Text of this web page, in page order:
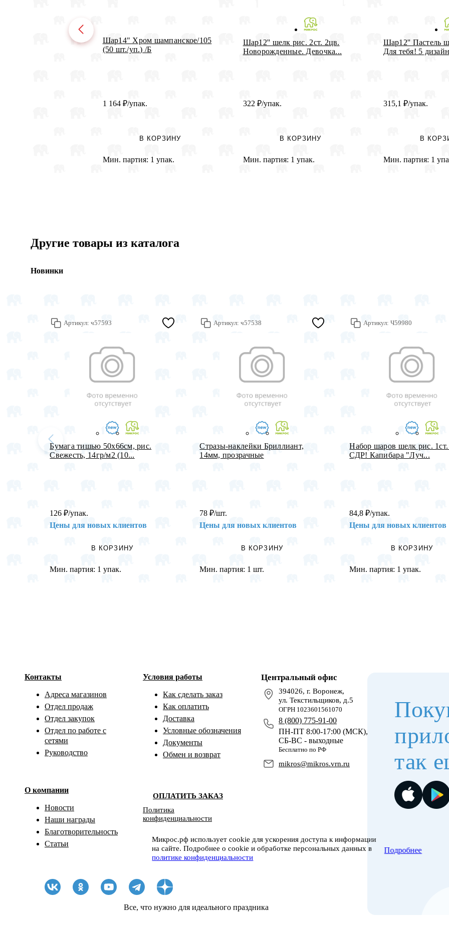
Шар14" Хром шампанское/105
(50 шт./уп.) /Б
1 164 ₽/упак.
В КОРЗИНУ
Мин. партия: 1 упак.
Шар12'' шелк рис. 2ст. 2цв.
Новорожденные. Девочка...
322 ₽/упак.
В КОРЗИНУ
Мин. партия: 1 упак.
Шар12'' Пастель
Для тебя! 5
315,1 ₽/упак.
В
Мин. партия: 1
Другие товары из каталога
Новинки
Артикул: ч57593
Бумага тишью 50х66см, рис.
Свежесть, 14гр/м2 (10...
126₽/упак.
Цены для новых клиентов
В КОРЗИНУ
Мин. партия: 1 упак.
Артикул: ч57538
Стразы-наклейки Бриллиант,
14мм, прозрачные
78₽/шт.
Цены для новых клиентов
В КОРЗИНУ
Мин. партия: 1 шт.
Артикул: Ч59980
Набор шаров шелк рис.
СДР! Капибара "Луч...
84,8₽/упак.
Цены для новых клиентов
В КОРЗИНУ
Мин. партия: 1 упак.
Микрос.рф использует cookie для ускорения доступа к информации
на сайте. Подробнее о cookie и обработке персональных данных в
политике конфиденциальности
Подробнее
Центральный офис
394026, г. Воронеж,
ул. Текстильщиков, д.5
ОГРН 1023601561070
8 (800) 775-91-00
ПН-ПТ 8:00-17:00 (МСК),
СБ-ВС - выходные
Бесплатно по РФ
mikros@mikros.vrn.ru
Контакты
Адреса магазинов
Отдел продаж
Отдел закупок
Отдел по работе с
сетями
Руководство
О компании
Новости
Наши награды
Благотворительность
Статьи
Условия работы
Как сделать заказ
Как оплатить
Доставка
Условные обозначения
Документы
Обмен и возврат
ОПЛАТИТЬ ЗАКАЗ
Политика
конфиденциальности
Все, что нужно для идеального праздника
так